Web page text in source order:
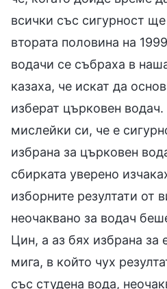
всички със сигурност
втората половина на
водачи се събраха в
казаха, че искат да
изберат църковен
мислейки си, че е
избрана за църковен
сбирката уверено
изборните резултати от
неочаквано за водач
Цин, а аз бях избрана за
мига, в който чух
със студена вода,